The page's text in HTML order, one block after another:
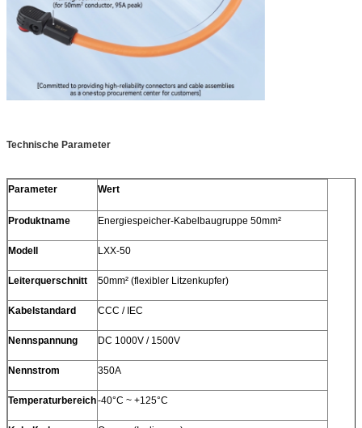
Technische Parameter
Parameter Wert
Produktname Energiespeicher-Kabelbaugruppe 50mm²
Modell LXX-50
Leiterquerschnitt 50mm² (flexibler Litzenkupfer)
Kabelstandard CCC / IEC
Nennspannung DC 1000V / 1500V
Nennstrom 350A
Temperaturbereich-40°C ~ +125°C